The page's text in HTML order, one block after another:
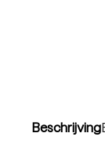
Beschrijving